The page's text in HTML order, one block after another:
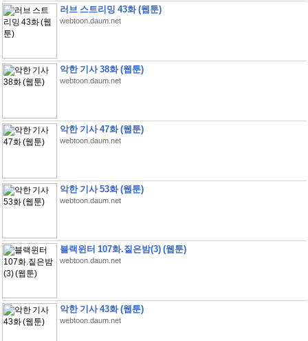
러브 스트리밍 43화 (웹툰)
webtoon.daum.net
악한 기사 38화 (웹툰)
webtoon.daum.net
악한 기사 47화 (웹툰)
webtoon.daum.net
악한 기사 53화 (웹툰)
webtoon.daum.net
블랙윈터 107화.짙은밤(3) (웹툰)
webtoon.daum.net
악한 기사 43화 (웹툰)
webtoon.daum.net